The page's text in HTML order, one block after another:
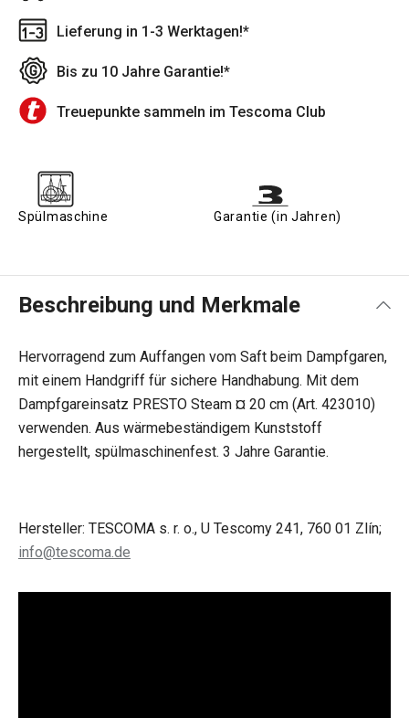
Lieferung in 1-3 Werktagen!*
Bis zu 10 Jahre Garantie!*
Treuepunkte sammeln im Tescoma Club
Spülmaschine Garantie (in Jahren)
Beschreibung und Merkmale
Hervorragend zum Auffangen vom Saft beim Dampfgaren,
mit einem Handgriff für sichere Handhabung. Mit dem
Dampfgareinsatz PRESTO Steam ¤ 20 cm (Art. 423010)
verwenden. Aus wärmebeständigem Kunststoff
hergestellt, spülmaschinenfest. 3 Jahre Garantie.
Hersteller: TESCOMA s. r. o., U Tescomy 241, 760 01 Zlín;
info@tescoma.de